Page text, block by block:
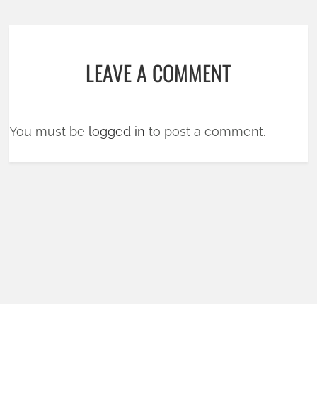
LEAVE A COMMENT
You must be logged in to post a comment.